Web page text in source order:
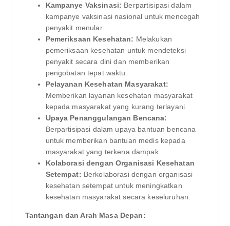
Kampanye Vaksinasi: Berpartisipasi dalam
kampanye vaksinasi nasional untuk mencegah
penyakit menular.
Pemeriksaan Kesehatan: Melakukan
pemeriksaan kesehatan untuk mendeteksi
penyakit secara dini dan memberikan
pengobatan tepat waktu.
Pelayanan Kesehatan Masyarakat:
Memberikan layanan kesehatan masyarakat
kepada masyarakat yang kurang terlayani.
Upaya Penanggulangan Bencana:
Berpartisipasi dalam upaya bantuan bencana
untuk memberikan bantuan medis kepada
masyarakat yang terkena dampak.
Kolaborasi dengan Organisasi Kesehatan
Setempat: Berkolaborasi dengan organisasi
kesehatan setempat untuk meningkatkan
kesehatan masyarakat secara keseluruhan.
Tantangan dan Arah Masa Depan: